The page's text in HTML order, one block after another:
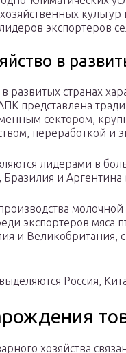
экспортеров
в
развитых странах
представлена
сектором,
переработкой и
лидерами в
и
экспортеров
и Великобритания,
Россия,
хозяйства